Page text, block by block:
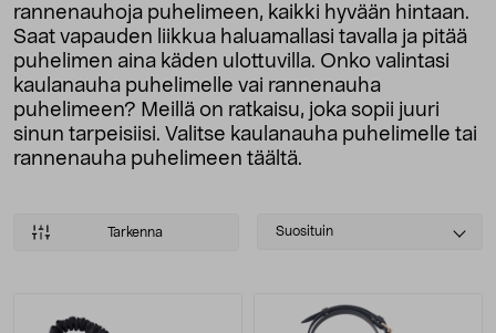
rannenauhoja puhelimeen, kaikki hyvään hintaan.
Saat vapauden liikkua haluamallasi tavalla ja pitää
puhelimen aina käden ulottuvilla. Onko valintasi
kaulanauha puhelimelle vai rannenauha
puhelimeen? Meillä on ratkaisu, joka sopii juuri
sinun tarpeisiisi. Valitse kaulanauha puhelimelle tai
rannenauha puhelimeen täältä.
Tarkenna
Select
Suosituin
Tuotteet